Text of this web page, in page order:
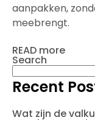
aanpakken,
meebrengt.
READ more
Search
Recent
Wat zijn de